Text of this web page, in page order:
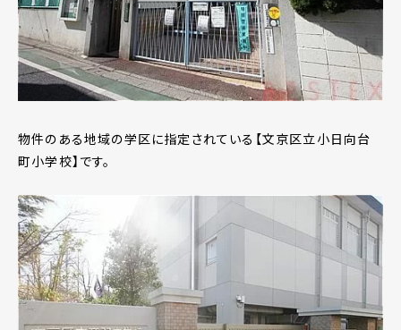
物件のある地域の学区に指定されている【文京区立小日向台
町小学校】です。